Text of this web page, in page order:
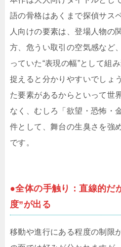
語の骨格はあくまで探偵サス
人向けの要素は、登場人物の
方、危うい取引の空気感など
っていた“表現の幅”として組
捉えると分かりやすいでしょ
た要素があるからといって世
なく、むしろ「欲望・恐怖・
件として、舞台の生臭さを強
です。
●全体の手触り：直線的だ
度”が出る
移動や進行にある程度の制限